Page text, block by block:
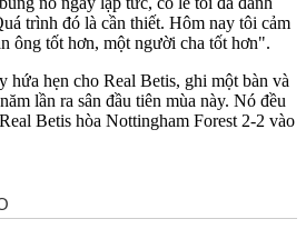
trình đó là cần thiết. Hôm nay tôi cảm
ông tốt hơn, một người cha tốt hơn".
hứa hẹn cho Real Betis, ghi một bàn và
lần ra sân đầu tiên mùa này. Nó đều
Betis hòa Nottingham Forest 2-2 vào